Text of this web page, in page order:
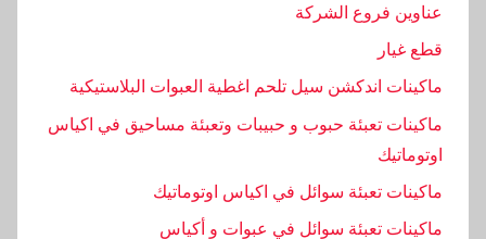
م
و
ع
د
,
عناوين فروع الشركة
قطع غيار
ماكينات اندكشن سيل تلحم اغطية العبوات البلاستيكية
ماكينات تعبئة حبوب و حبيبات وتعبئة مساحيق في اكياس
اوتوماتيك
ماكينات تعبئة سوائل في اكياس اوتوماتيك
ماكينات تعبئة سوائل في عبوات و أكياس